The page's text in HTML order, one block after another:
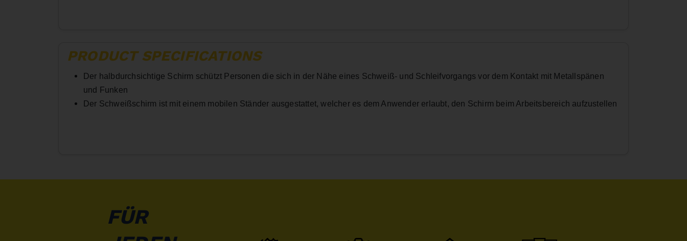
PRODUCT SPECIFICATIONS
Der halbdurchsichtige Schirm schützt Personen die sich in der Nähe eines Schweiß- und Schleifvorgangs vor dem Kontakt mit Metallspänen
und Funken
Der Schweißschirm ist mit einem mobilen Ständer ausgestattet, welcher es dem Anwender erlaubt, den Schirm beim Arbeitsbereich aufzustellen
FÜR